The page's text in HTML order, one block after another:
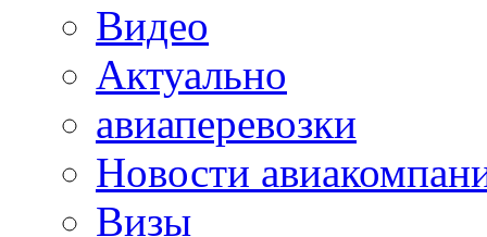
Видео
Актуально
авиаперевозки
Новости
Визы